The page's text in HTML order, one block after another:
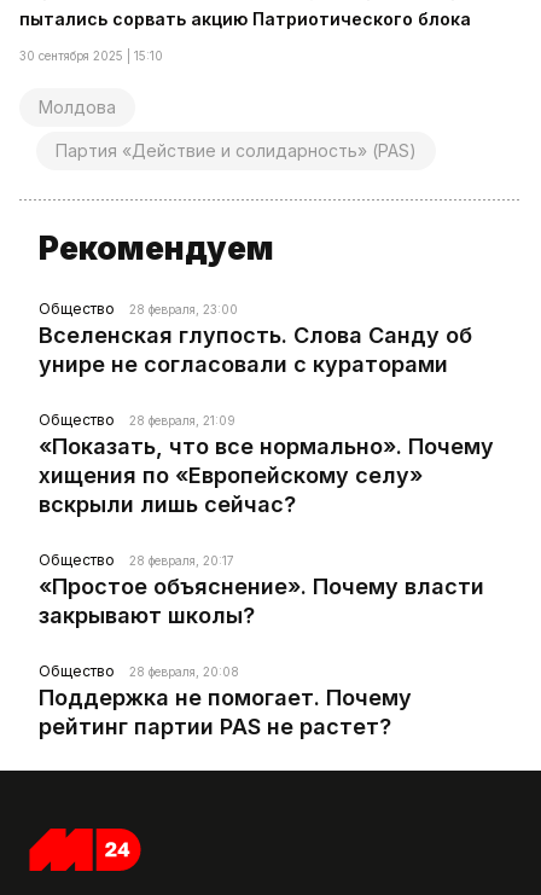
пытались сорвать акцию Патриотического блока
30 сентября 2025 | 15:10
Молдова
Партия «Действие и солидарность» (PAS)
Рекомендуем
Общество 28 февраля, 23:00
Вселенская глупость. Слова Санду об
унире не согласовали с кураторами
Общество 28 февраля, 21:09
«Показать, что все нормально». Почему
хищения по «Европейскому селу»
вскрыли лишь сейчас?
Общество 28 февраля, 20:17
«Простое объяснение». Почему власти
закрывают школы?
Общество 28 февраля, 20:08
Поддержка не помогает. Почему
рейтинг партии PAS не растет?